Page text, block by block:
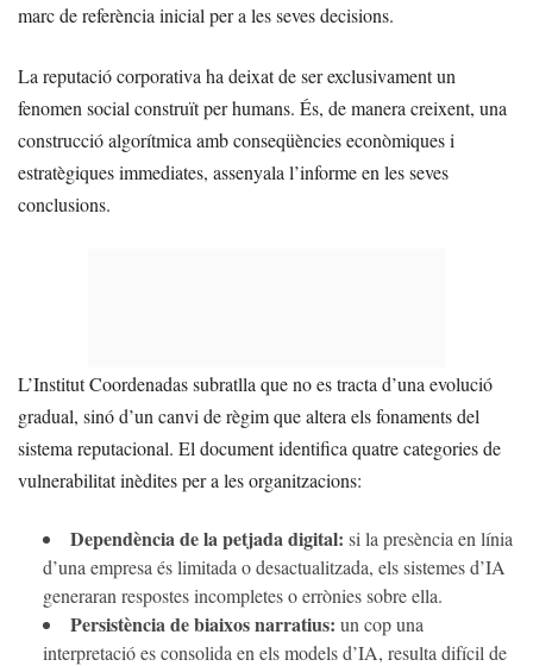
marc de referència inicial per a les seves decisions.
La reputació corporativa ha deixat de ser exclusivament un
fenomen social construït per humans. És, de manera creixent, una
construcció algorítmica amb conseqüències econòmiques i
estratègiques immediates, assenyala l’informe en les seves
conclusions.
L’Institut Coordenadas subratlla que no es tracta d’una evolució
gradual, sinó d’un canvi de règim que altera els fonaments del
sistema reputacional. El document identifica quatre categories de
vulnerabilitat inèdites per a les organitzacions:
Dependència de la petjada digital: si la presència en línia
d’una empresa és limitada o desactualitzada, els sistemes d’IA
generaran respostes incompletes o errònies sobre ella.
Persistència de biaixos narratius: un cop una
interpretació es consolida en els models d’IA, resulta difícil de